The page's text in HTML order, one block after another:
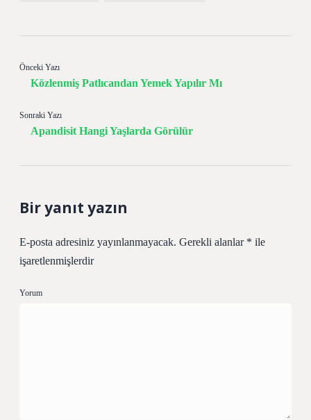
Önceki Yazı
Közlenmiş Patlıcandan Yemek Yapılır Mı
Sonraki Yazı
Apandisit Hangi Yaşlarda Görülür
Bir yanıt yazın
E-posta adresiniz yayınlanmayacak. Gerekli alanlar * ile
işaretlenmişlerdir
Yorum